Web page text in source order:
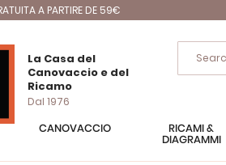
A PARTIRE DE 59€
La Casa del
Canovaccio e del
Ricamo
Dal 1976
CANOVACCIO
RICAMI &
DIAGRAMMI